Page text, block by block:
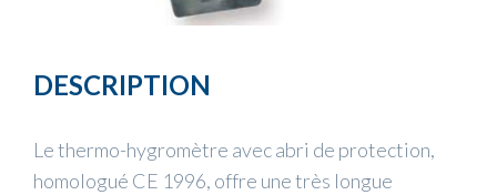
DESCRIPTION
Le thermo-hygromètre avec abri de protection,
homologué CE 1996, offre une très longue